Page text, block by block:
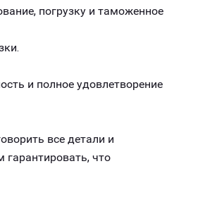
погрузку и таможенное
и полное удовлетворение
все детали и
что